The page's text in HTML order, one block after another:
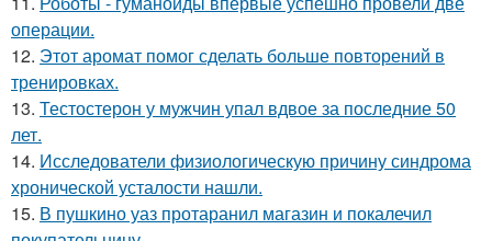
операции.
12. Этот аромат помог сделать больше повторений в
тренировках.
13. Тестостерон у мужчин упал вдвое за последние 50
лет.
14. Исследователи физиологическую причину синдрома
хронической усталости нашли.
15. В пушкино уаз протаранил магазин и покалечил